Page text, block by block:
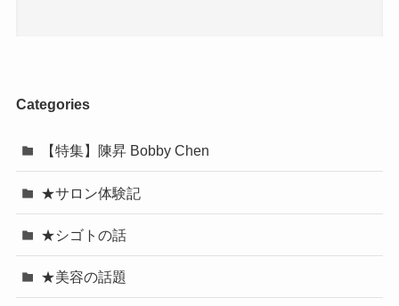
Categories
【特集】陳昇 Bobby Chen
★サロン体験記
★シゴトの話
★美容の話題